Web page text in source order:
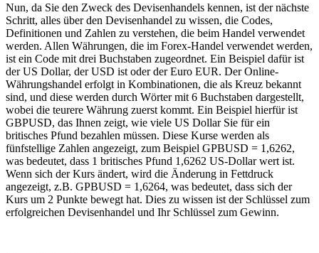
Nun, da Sie den Zweck des Devisenhandels kennen, ist der nächste
Schritt, alles über den Devisenhandel zu wissen, die Codes,
Definitionen und Zahlen zu verstehen, die beim Handel verwendet
werden. Allen Währungen, die im Forex-Handel verwendet werden,
ist ein Code mit drei Buchstaben zugeordnet. Ein Beispiel dafür ist
der US Dollar, der USD ist oder der Euro EUR. Der Online-
Währungshandel erfolgt in Kombinationen, die als Kreuz bekannt
sind, und diese werden durch Wörter mit 6 Buchstaben dargestellt,
wobei die teurere Währung zuerst kommt. Ein Beispiel hierfür ist
GBPUSD, das Ihnen zeigt, wie viele US Dollar Sie für ein
britisches Pfund bezahlen müssen. Diese Kurse werden als
fünfstellige Zahlen angezeigt, zum Beispiel GPBUSD = 1,6262,
was bedeutet, dass 1 britisches Pfund 1,6262 US-Dollar wert ist.
Wenn sich der Kurs ändert, wird die Änderung in Fettdruck
angezeigt, z.B. GPBUSD = 1,6264, was bedeutet, dass sich der
Kurs um 2 Punkte bewegt hat. Dies zu wissen ist der Schlüssel zum
erfolgreichen Devisenhandel und Ihr Schlüssel zum Gewinn.